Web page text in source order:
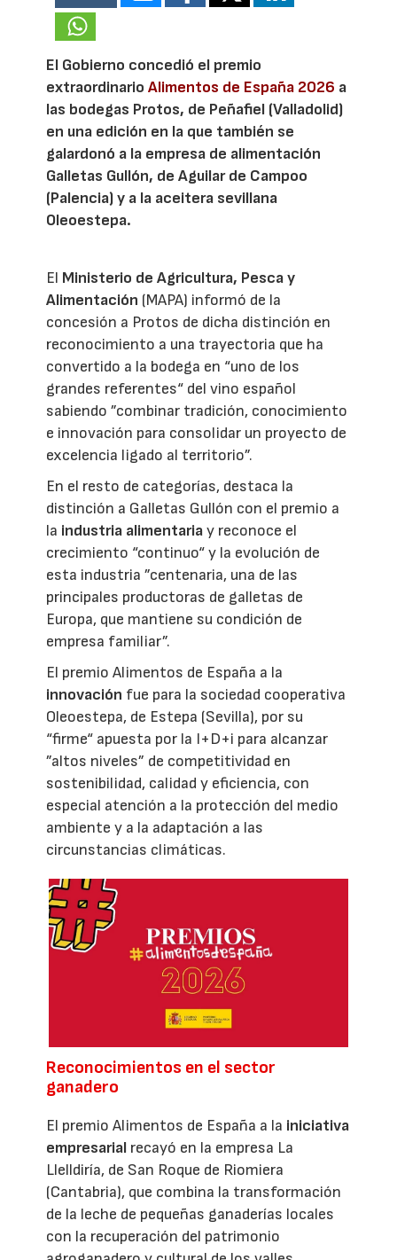
El Gobierno concedió el premio
extraordinarioAlimentos de España 2026 a
las bodegas Protos, de Peñafiel (Valladolid)
en una edición en la que también se
galardonó a la empresa de alimentación
Galletas Gullón, de Aguilar de Campoo
(Palencia) y a la aceitera sevillana
Oleoestepa.
El Ministerio de Agricultura, Pesca y
Alimentación (MAPA) informó de la
concesión a Protos de dicha distinción en
reconocimiento a una trayectoria que ha
convertido a la bodega en “uno de los
grandes referentes“ del vino español
sabiendo ”combinar tradición, conocimiento
e innovación para consolidar un proyecto de
excelencia ligado al territorio”.
En el resto de categorías, destaca la
distinción a Galletas Gullón con el premio a
la industria alimentariay reconoce el
crecimiento “continuo“ y la evolución de
esta industria ”centenaria, una de las
principales productoras de galletas de
Europa, que mantiene su condición de
empresa familiar”.
El premio Alimentos de España a la
innovación fue para la sociedad cooperativa
Oleoestepa, de Estepa (Sevilla), por su
“firme“ apuesta por la I+D+i para alcanzar
”altos niveles” de competitividad en
sostenibilidad, calidad y eficiencia, con
especial atención a la protección del medio
ambiente y a la adaptación a las
circunstancias climáticas.
Reconocimientos en el sector
ganadero
El premio Alimentos de España a la iniciativa
empresarial recayó en la empresa La
Llelldiría, de San Roque de Riomiera
(Cantabria), que combina la transformación
de la leche de pequeñas ganaderías locales
con la recuperación del patrimonio